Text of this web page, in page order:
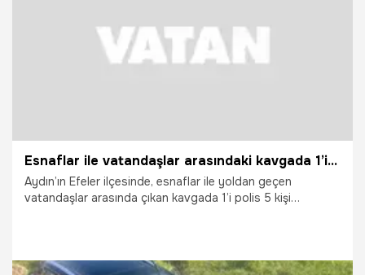
Esnaflar ile vatandaşlar arasındaki kavgada 1’i polis 5 kişi yaralandı
Aydın’ın Efeler ilçesinde, esnaflar ile yoldan geçen
vatandaşlar arasında çıkan kavgada 1’i polis 5 kişi